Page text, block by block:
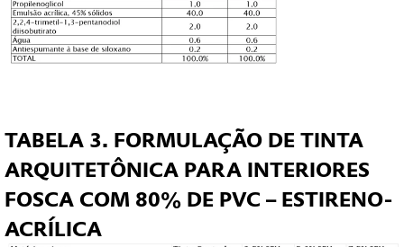
TABELA 3. FORMULAÇÃO DE TINTA
ARQUITETÔNICA PARA INTERIORES
FOSCA COM 80% DE PVC – ESTIRENO-
ACRÍLICA